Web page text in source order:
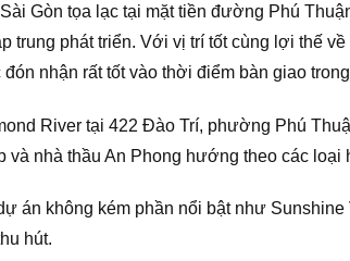
Gòn tọa lạc tại mặt tiền đường Phú
trung phát triển. Với vị trí tốt cùng lợi thế
nhận rất tốt vào thời điểm bàn giao
River tại 422 Đào Trí, phường Phú
và nhà thầu An Phong hướng theo các loại
án không kém phần nổi bật như
hút.